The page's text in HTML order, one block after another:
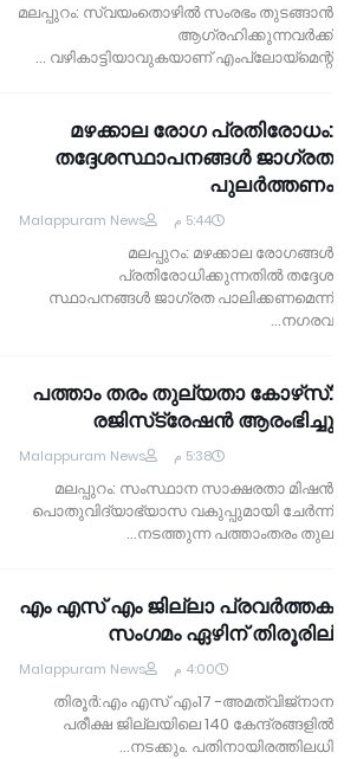
മലപ്പുറം: സ്വയംതൊഴില്‍ സംരഭം തുടങ്ങാന്‍
ആഗ്രഹിക്കുന്നവര്‍ക്ക്
വഴികാട്ടിയാവുകയാണ് എംപ്ലോയ്‌മെന്റ് …
മഴക്കാല രോഗ പ്രതിരോധം:
തദ്ദേശസ്ഥാപനങ്ങള്‍ ജാഗ്രത
പുലര്‍ത്തണം
Malappuram News 5:44 م
മലപ്പുറം: മഴക്കാല രോഗങ്ങള്‍
പ്രതിരോധിക്കുന്നതില്‍ തദ്ദേശ
സ്ഥാപനങ്ങള്‍ ജാഗ്രത പാലിക്കണമെന്ന്
നഗരവ…
പത്താം തരം തുല്യതാ കോഴ്‌സ്:
രജിസ്‌ട്രേഷന്‍ ആരംഭിച്ചു
Malappuram News 5:38 م
മലപ്പുറം: സംസ്ഥാന സാക്ഷരതാ മിഷന്‍
പൊതുവിദ്യാഭ്യാസ വകുപ്പുമായി ചേര്‍ന്ന്
നടത്തുന്ന പത്താംതരം തുല…
എം എസ് എം ജില്ലാ പ്രവര്‍ത്തക
സംഗമം ഏഴിന് തിരൂരില്‍
Malappuram News 4:00 م
തിരൂര്‍:എം എസ് എം17 -അമത്‌വിജ്‌നാന
പരീക്ഷ ജില്ലയിലെ 140 കേന്ദ്രങ്ങളില്‍
നടക്കും. പതിനായിരത്തിലധി…